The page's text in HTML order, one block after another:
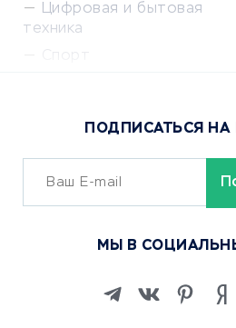
Цифровая и бытовая
техника
Сервисы доставки
ОБУЧЕНИЕ И РАБОТА
Изучение иностранных
ПОДПИСАТЬСЯ НА
МЫ В